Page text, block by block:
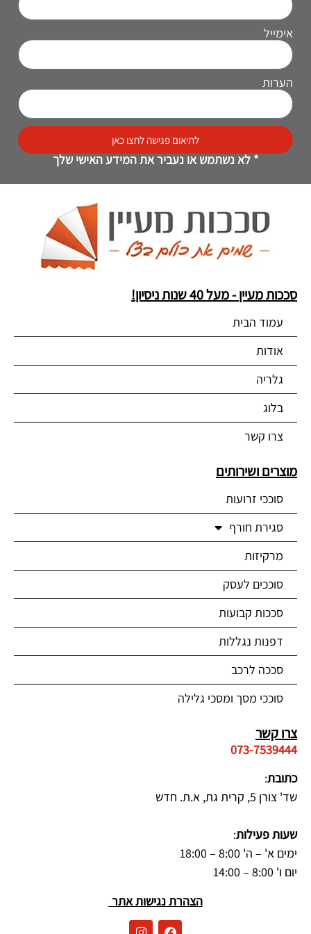
אימייל
הערות
לתיאום פגישה לחצו כאן
* לא נשתמש או נעביר את המידע האישי שלך
סככות מעיין - מעל 40 שנות ניסיון!
עמוד הבית
אודות
גלריה
בלוג
צרו קשר
מוצרים ושירותים
סוככי זרועות
סגירת חורף
מרקיזות
סוככים לעסק
סככות קבועות
דפנות נגללות
סככה לרכב
סוככי מסך ומסכי גלילה
צרו קשר
073-7539444
כתובת:
שד' צורן 5, קרית גת, א.ת. חדש
שעות פעילות:
ימים א' – ה' 8:00 – 18:00
יום ו' 8:00 – 14:00
הצהרת נגישות אתר